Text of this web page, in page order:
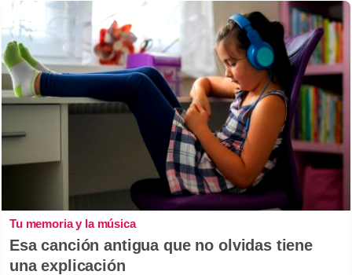
Tu memoria y la música
Esa canción antigua que no olvidas tiene
una explicación